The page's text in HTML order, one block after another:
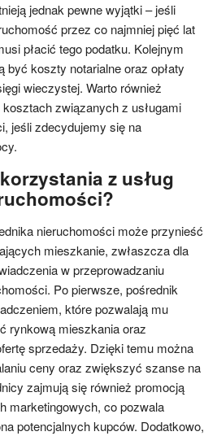
jednak pewne wyjątki – jeśli
przez co najmniej pięć lat
płacić tego podatku. Kolejnym
koszty notarialne oraz opłaty
wieczystej. Warto również
związanych z usługami
jeśli zdecydujemy się na
z usług
nieruchomości może przynieść
mieszkanie, zwłaszcza dla
w przeprowadzaniu
Po pierwsze, pośrednik
które pozwalają mu
rynkową mieszkania oraz
sprzedaży. Dzięki temu można
ceny oraz zwiększyć szanse na
zajmują się również promocją
marketingowych, co pozwala
potencjalnych kupców. Dodatkowo,